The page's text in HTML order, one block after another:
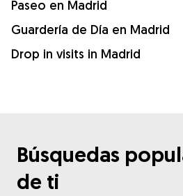
Paseo en Madrid
Guardería de Día en Madrid
Drop in visits in Madrid
Búsquedas
de ti